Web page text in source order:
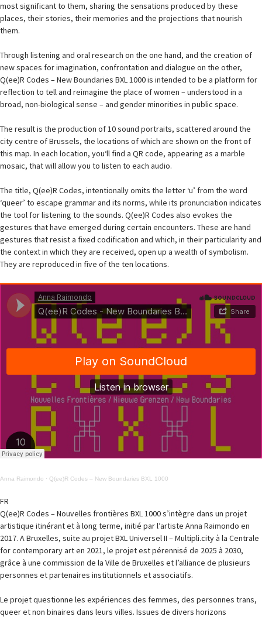
most significant to them, sharing the sensations produced by these
places, their stories, their memories and the projections that nourish
them.
Through listening and oral research on the one hand, and the creation of
new spaces for imagination, confrontation and dialogue on the other,
Q(ee)R Codes – New Boundaries BXL 1000 is intended to be a platform for
reflection to tell and reimagine the place of women – understood in a
broad, non-biological sense – and gender minorities in public space.
The result is the production of 10 sound portraits, scattered around the
city centre of Brussels, the locations of which are shown on the front of
this map. In each location, you‘ll find a QR code, appearing as a marble
mosaic, that will allow you to listen to each audio.
The title, Q(ee)R Codes, intentionally omits the letter ‘u’ from the word
‘queer’ to escape grammar and its norms, while its pronunciation indicates
the tool for listening to the sounds. Q(ee)R Codes also evokes the
gestures that have emerged during certain encounters. These are hand
gestures that resist a fixed codification and which, in their particularity and
the context in which they are received, open up a wealth of symbolism.
They are reproduced in five of the ten locations.
Anna Raimondo · Q(ee)R Codes – New Boundaries BXL 1000
FR
Q(ee)R Codes – Nouvelles frontières BXL 1000 s’intègre dans un projet
artistique itinérant et à long terme, initié par l’artiste Anna Raimondo en
2017. A Bruxelles, suite au projet BXL Universel II – Multipli.city à la Centrale
for contemporary art en 2021, le projet est pérennisé de 2025 à 2030,
grâce à une commission de la Ville de Bruxelles et l’alliance de plusieurs
personnes et partenaires institutionnels et associatifs.
Le projet questionne les expériences des femmes, des personnes trans,
queer et non binaires dans leurs villes. Issues de divers horizons